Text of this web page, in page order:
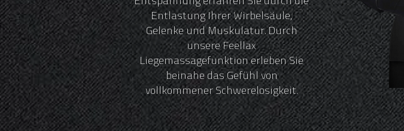
Entlastung Ihrer Wirbelsäule,
Gelenke und Muskulatur. Durch
unsere Feellax
Liegemassagefunktion erleben Sie
beinahe das Gefühl von
vollkommener Schwerelosigkeit.